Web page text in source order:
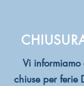
Vi informiamo
chiuse per ferie